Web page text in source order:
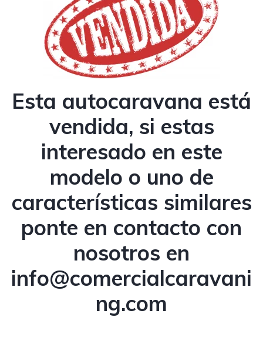
Esta autocaravana está
vendida, si estas
interesado en este
modelo o uno de
características similares
ponte en contacto con
nosotros en
info@comercialcaravani
ng.com